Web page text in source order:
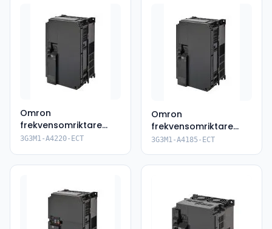
Omron
frekvensomriktare
3G3M1-A4220-ECT
3G3M1-A4220-ECT
Omron
frekvensomriktare
3G3M1-A4185-ECT
3G3M1-A4185-ECT